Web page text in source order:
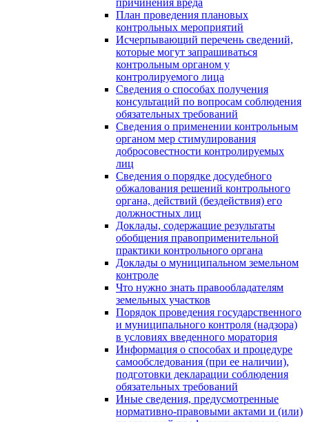
План проведения плановых
контрольных мероприятий
Исчерпывающий перечень сведений,
которые могут запрашиваться
контрольным органом у
контролируемого лица
Сведения о способах получения
консультаций по вопросам соблюдения
обязательных требований
Сведения о применении контрольным
органом мер стимулирования
добросовестности контролируемых
лиц
Сведения о порядке досудебного
обжалования решений контрольного
органа, действий (бездействия) его
должностных лиц
Доклады, содержащие результаты
обобщения правоприменительной
практики контрольного органа
Доклады о муниципальном земельном
контроле
Что нужно знать правообладателям
земельных участков
Порядок проведения государственного
и муниципального контроля (надзора)
в условиях введенного моратория
Информация о способах и процедуре
самообследования (при ее наличии),
подготовки декларации соблюдения
обязательных требований
Иные сведения, предусмотренные
нормативно-правовыми актами и (или)